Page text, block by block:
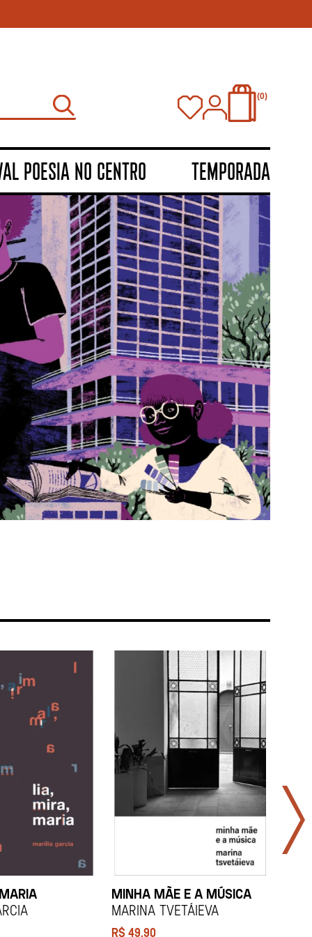
0
POESIA NO CENTRO TEMPORADA
MINHA MÃE E A MÚSICA
Marina Tvetáieva
R$49,90